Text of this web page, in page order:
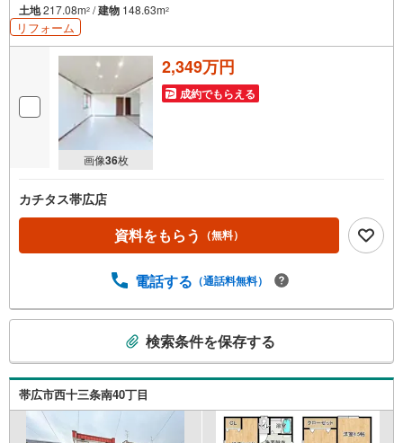
土地217.08m2 /建物 148.63m2
リフォーム
画像36枚
2,349万円
成約でもらえる
カチタス帯広店
資料をもらう （無料）
電話する （通話料無料）
検
索
条
検索条件を保存する
帯広市西十三条南40丁目